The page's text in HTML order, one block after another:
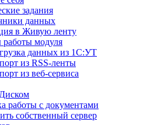
задания
данных
в Живую ленту
модуля
данных из 1С:УТ
из RSS-ленты
из веб-сервиса
работы с документами
собственный сервер